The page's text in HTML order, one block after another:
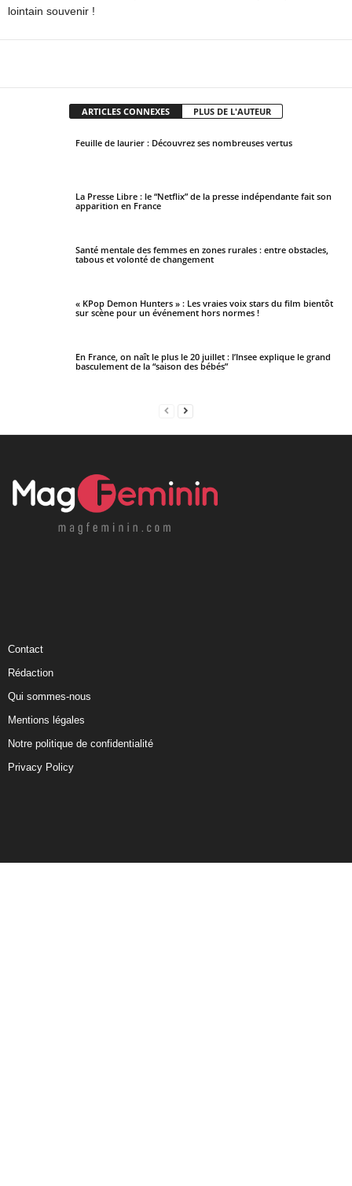
lointain souvenir !
ARTICLES CONNEXES PLUS DE L'AUTEUR
Feuille de laurier : Découvrez ses nombreuses vertus
La Presse Libre : le “Netflix” de la presse indépendante fait son
apparition en France
Santé mentale des femmes en zones rurales : entre obstacles,
tabous et volonté de changement
« KPop Demon Hunters » : Les vraies voix stars du film bientôt
sur scène pour un événement hors normes !
En France, on naît le plus le 20 juillet : l’Insee explique le grand
basculement de la “saison des bébés”
Contact
Rédaction
Qui sommes-nous
Mentions légales
Notre politique de confidentialité
Privacy Policy